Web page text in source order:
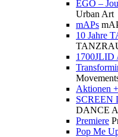
EGO –
Urban Art
mAPs
10 Jahre
1700JLID
Aktionen
SCREEN
DANCE
Premiere
Pop Me